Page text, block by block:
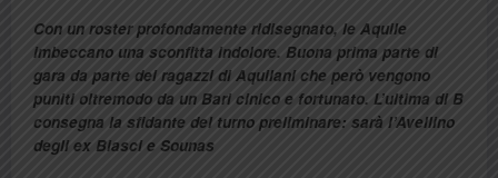
Con un roster profondamente ridisegnato, le Aquile
imbeccano una sconfitta indolore. Buona prima parte di
gara da parte dei ragazzi di Aquilani che però vengono
puniti oltremodo da un Bari cinico e fortunato. L’ultima di B
consegna la sfidante del turno preliminare: sarà l’Avellino
degli ex Biasci e Sounas